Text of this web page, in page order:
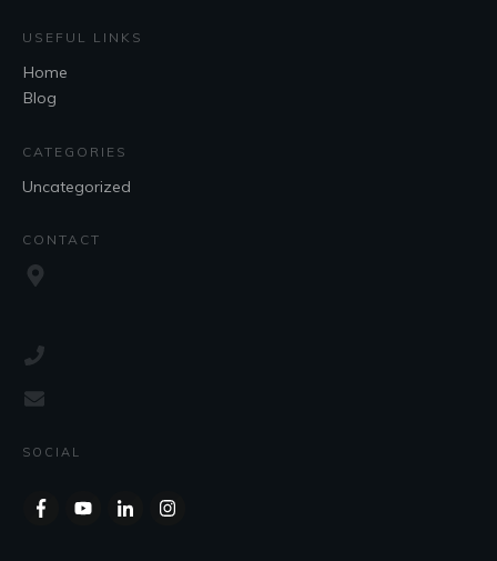
USEFUL LINKS
Home
Blog
CATEGORIES
Uncategorized
CONTACT
SOCIAL